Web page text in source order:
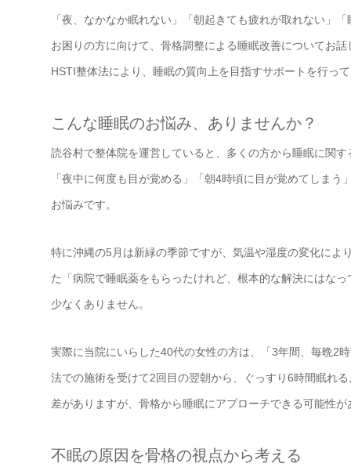
「夜、なかなか眠れない」「朝起きても疲れが取れない」
お困りの方に向けて、骨格調整による睡眠改善についてお
HSTI整体法により、睡眠の質向上を目指すサポートを行っ
こんな睡眠のお悩み、ありませんか？
読谷村で整体院を運営していると、多くの方から睡眠に関
「夜中に何度も目が覚める」「朝4時頃に目が覚めてしま
お悩みです。
特に沖縄の5月は新緑の季節ですが、気温や湿度の変化に
た「病院で睡眠薬をもらったけれど、根本的な解決にはな
少なくありません。
実際に当院にいらした40代の女性の方は、「3年間、毎晩2
法での施術を受けて2回目の翌朝から、ぐっすり6時間眠れ
差がありますが、骨格から睡眠にアプローチできる可能性が
不眠の原因を骨格の視点から考える